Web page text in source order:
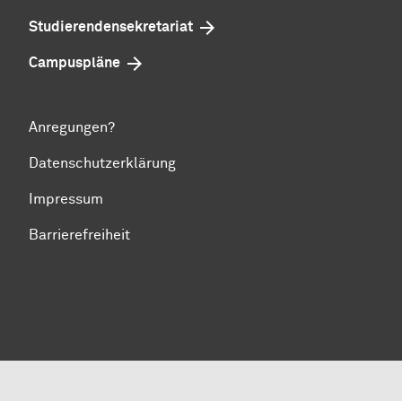
Studierendensekretariat
Campuspläne
Anregungen?
Datenschutzerklärung
Impressum
Barrierefreiheit